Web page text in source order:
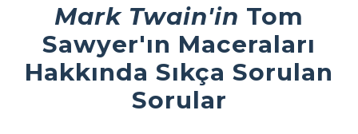
Mark Twain'in Tom
Sawyer'ın Maceraları
Hakkında Sıkça Sorulan
Sorular